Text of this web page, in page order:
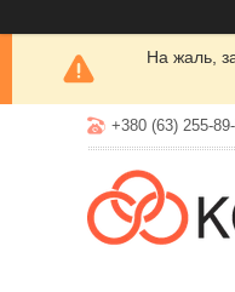
На жаль,
+380 (63) 255-